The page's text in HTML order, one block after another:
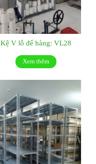
Kệ V lỗ để hàng: VL28
Xem thêm